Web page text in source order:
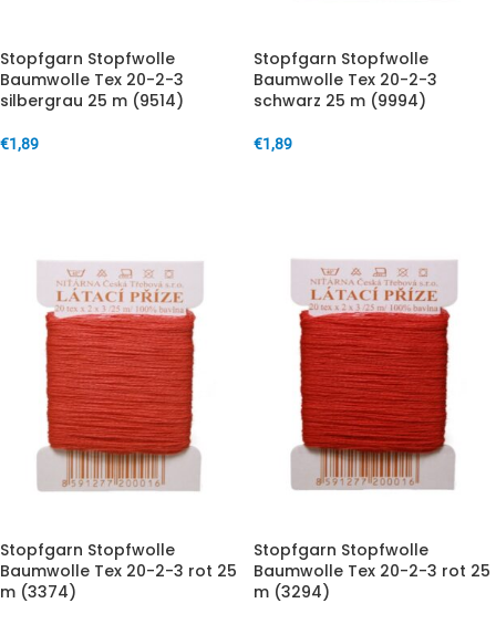
Stopfgarn Stopfwolle
Baumwolle Tex 20-2-3
silbergrau 25 m (9514)
€1,89
Stopfgarn Stopfwolle
Baumwolle Tex 20-2-3
schwarz 25 m (9994)
€1,89
Stopfgarn Stopfwolle
Baumwolle Tex 20-2-3 rot 25
m (3374)
Stopfgarn Stopfwolle
Baumwolle Tex 20-2-3 rot 25
m (3294)